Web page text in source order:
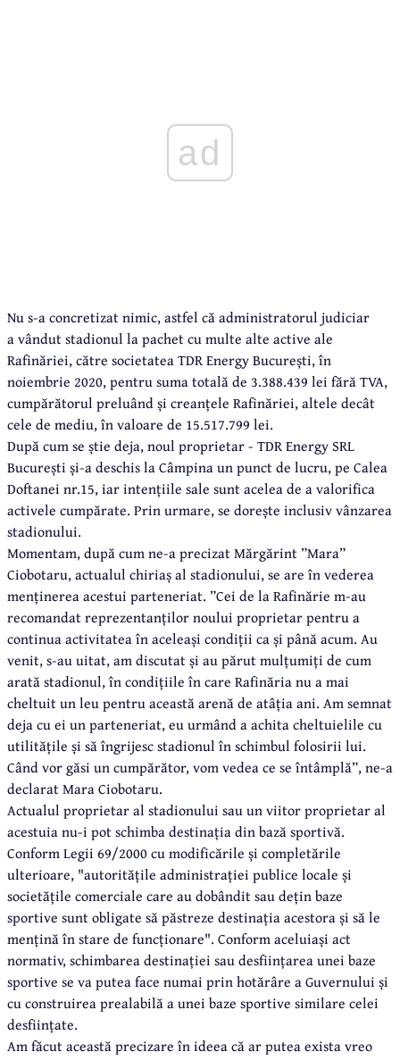
ad
Nu s-a concretizat nimic, astfel că administratorul judiciar
a vândut stadionul la pachet cu multe alte active ale
Rafinăriei, către societatea TDR Energy București, în
noiembrie 2020, pentru suma totală de 3.388.439 lei fără TVA,
cumpărătorul preluând și creanțele Rafinăriei, altele decât
cele de mediu, în valoare de 15.517.799 lei.
După cum se știe deja, noul proprietar - TDR Energy SRL
București și-a deschis la Câmpina un punct de lucru, pe Calea
Doftanei nr.15, iar intențiile sale sunt acelea de a valorifica
activele cumpărate. Prin urmare, se dorește inclusiv vânzarea
stadionului.
Momentam, după cum ne-a precizat Mărgărint ”Mara”
Ciobotaru, actualul chiriaș al stadionului, se are în vederea
menținerea acestui parteneriat. ”Cei de la Rafinărie m-au
recomandat reprezentanților noului proprietar pentru a
continua activitatea în aceleași condiții ca și până acum. Au
venit, s-au uitat, am discutat și au părut mulțumiți de cum
arată stadionul, în condițiile în care Rafinăria nu a mai
cheltuit un leu pentru această arenă de atâția ani. Am semnat
deja cu ei un parteneriat, eu urmând a achita cheltuielile cu
utilitățile și să îngrijesc stadionul în schimbul folosirii lui.
Când vor găsi un cumpărător, vom vedea ce se întâmplă”, ne-a
declarat Mara Ciobotaru.
Actualul proprietar al stadionului sau un viitor proprietar al
acestuia nu-i pot schimba destinația din bază sportivă.
Conform Legii 69/2000 cu modificările și completările
ulterioare, "autoritățile administrației publice locale și
societățile comerciale care au dobândit sau dețin baze
sportive sunt obligate să păstreze destinația acestora și să le
mențină în stare de funcționare". Conform aceluiași act
normativ, schimbarea destinației sau desființarea unei baze
sportive se va putea face numai prin hotărâre a Guvernului și
cu construirea prealabilă a unei baze sportive similare celei
desființate.
Am făcut această precizare în ideea că ar putea exista vreo